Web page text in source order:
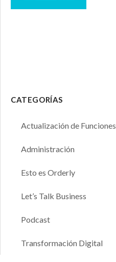
CATEGORÍAS
Actualización de Funciones
Administración
Esto es Orderly
Let’s Talk Business
Podcast
Transformación Digital